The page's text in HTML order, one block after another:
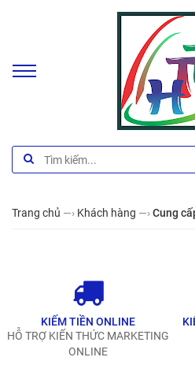
Trang chủ —› Khách hàng —›Cung
KIẾM TIỀN ONLINE
HỖ TRỢ KIẾN THỨC MARKETING
ONLINE